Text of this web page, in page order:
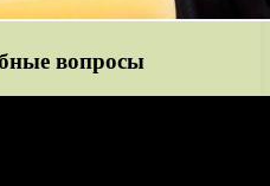
вопросы